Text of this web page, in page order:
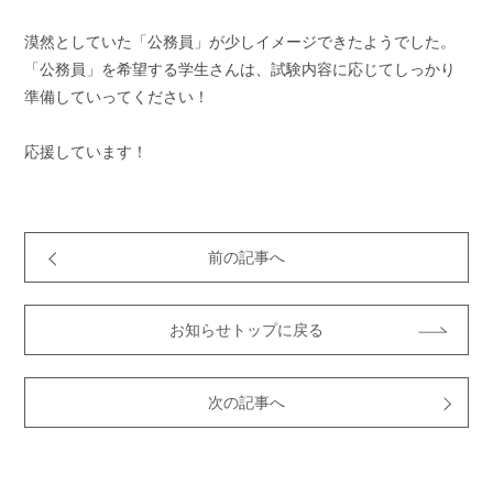
漠然としていた「公務員」が少しイメージできたようでした。
「公務員」を希望する学生さんは、試験内容に応じてしっかり
準備していってください！
応援しています！
前の記事へ
お知らせトップに戻る
次の記事へ